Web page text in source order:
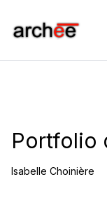
Portfolio
Isabelle Choinière